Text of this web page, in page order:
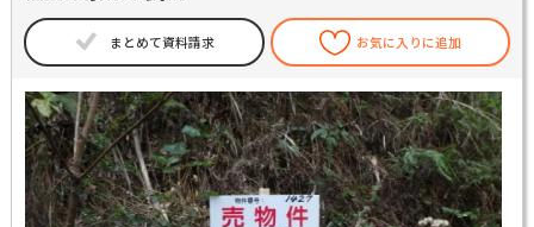
まとめて資料請求 お気に入りに追加